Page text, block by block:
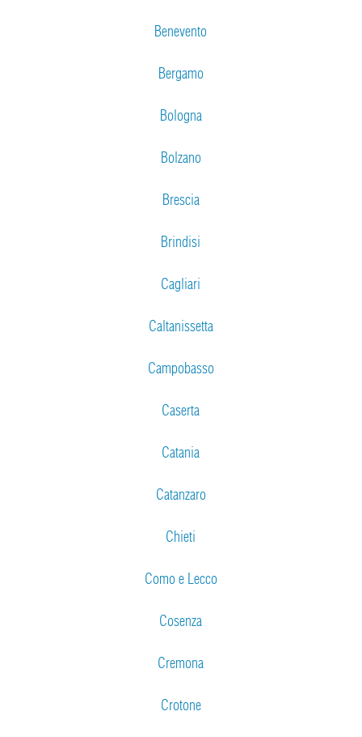
Benevento
Bergamo
Bologna
Bolzano
Brescia
Brindisi
Cagliari
Caltanissetta
Campobasso
Caserta
Catania
Catanzaro
Chieti
Como e Lecco
Cosenza
Cremona
Crotone